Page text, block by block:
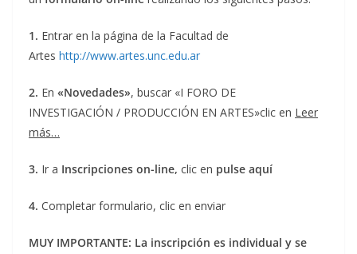
1. Entrar en la página de la Facultad de
Artes http://www.artes.unc.edu.ar
2. En «Novedades», buscar «I FORO DE
INVESTIGACIÓN / PRODUCCIÓN EN ARTES»clic en Leer
más…
3. Ir a Inscripciones on-line, clic en pulse aquí
4. Completar formulario, clic en enviar
MUY IMPORTANTE: La inscripción es individual y se